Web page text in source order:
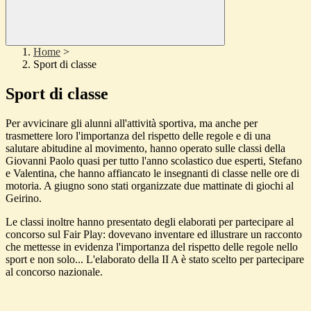
Home >
Sport di classe
Sport di classe
Per avvicinare gli alunni all'attività sportiva, ma anche per
trasmettere loro l'importanza del rispetto delle regole e di una
salutare abitudine al movimento, hanno operato sulle classi della
Giovanni Paolo quasi per tutto l'anno scolastico due esperti, Stefano
e Valentina, che hanno affiancato le insegnanti di classe nelle ore di
motoria. A giugno sono stati organizzate due mattinate di giochi al
Geirino.
Le classi inoltre hanno presentato degli elaborati per partecipare al
concorso sul Fair Play: dovevano inventare ed illustrare un racconto
che mettesse in evidenza l'importanza del rispetto delle regole nello
sport e non solo... L'elaborato della II A è stato scelto per partecipare
al concorso nazionale.